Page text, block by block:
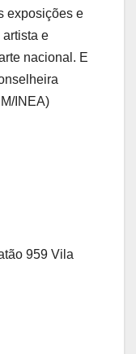
exposições e
e
nacional. E
INEA)
959 Vila